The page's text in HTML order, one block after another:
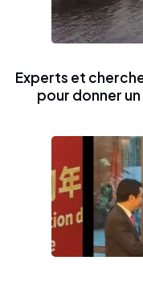
Experts et
pour donner